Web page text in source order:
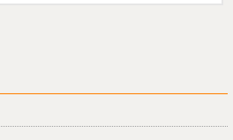
門家からの推薦状